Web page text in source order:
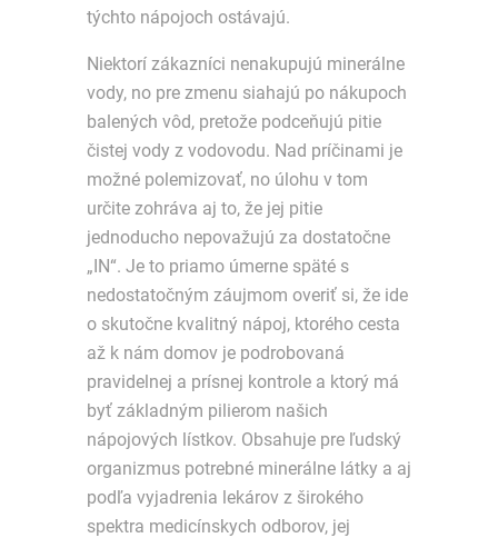
týchto nápojoch ostávajú.
Niektorí zákazníci nenakupujú minerálne
vody, no pre zmenu siahajú po nákupoch
balených vôd, pretože podceňujú pitie
čistej vody z vodovodu. Nad príčinami je
možné polemizovať, no úlohu v tom
určite zohráva aj to, že jej pitie
jednoducho nepovažujú za dostatočne
„IN“. Je to priamo úmerne späté s
nedostatočným záujmom overiť si, že ide
o skutočne kvalitný nápoj, ktorého cesta
až k nám domov je podrobovaná
pravidelnej a prísnej kontrole a ktorý má
byť základným pilierom našich
nápojových lístkov. Obsahuje pre ľudský
organizmus potrebné minerálne látky a aj
podľa vyjadrenia lekárov z širokého
spektra medicínskych odborov, jej